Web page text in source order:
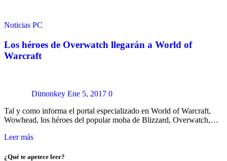
Noticias PC
Los héroes de Overwatch llegarán a World of
Warcraft
Dimonkey Ene 5, 2017 0
Tal y como informa el portal especializado en World of Warcraft,
Wowhead, los héroes del popular moba de Blizzard, Overwatch,…
Leer más
¿Qué te apetece leer?